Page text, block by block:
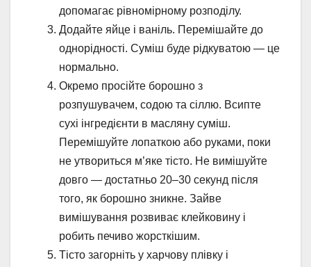
допомагає рівномірному розподілу.
Додайте яйце і ваніль. Перемішайте до
однорідності. Суміш буде рідкуватою — це
нормально.
Окремо просійте борошно з
розпушувачем, содою та сіллю. Всипте
сухі інгредієнти в масляну суміш.
Перемішуйте лопаткою або руками, поки
не утвориться м’яке тісто. Не вимішуйте
довго — достатньо 20–30 секунд після
того, як борошно зникне. Зайве
вимішування розвиває клейковину і
робить печиво жорсткішим.
Тісто загорніть у харчову плівку і